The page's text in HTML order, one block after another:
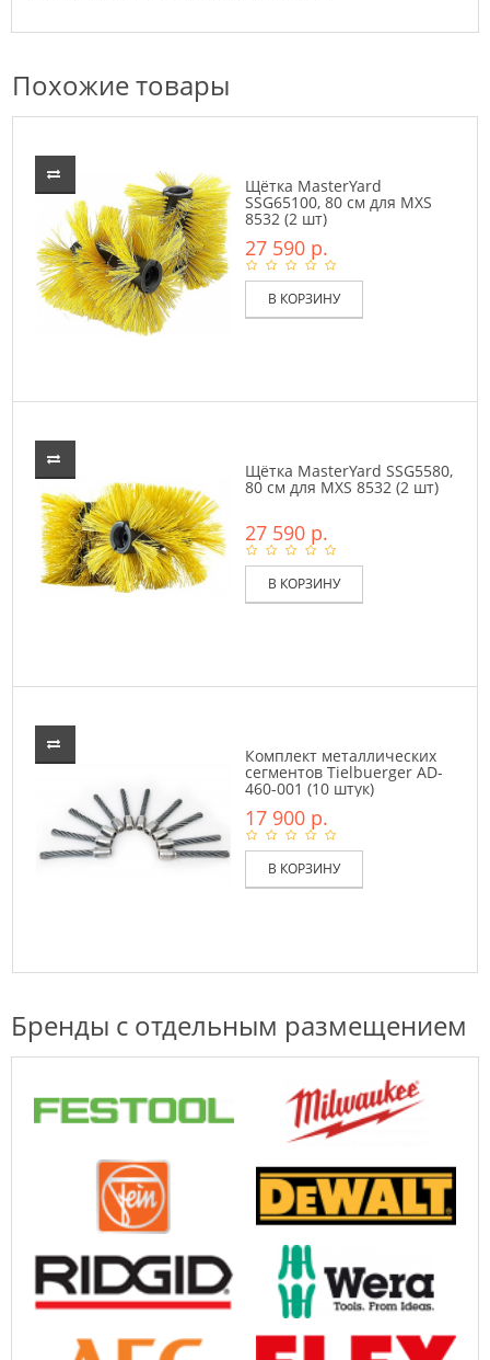
Похожие товары
Щётка MasterYard
SSG65100, 80 см для MXS
8532 (2 шт)
27 590 р.
В КОРЗИНУ
Щётка MasterYard SSG5580,
80 см для MXS 8532 (2 шт)
27 590 р.
В КОРЗИНУ
Комплект металлических
сегментов Tielbuerger AD-
460-001 (10 штук)
17 900 р.
В КОРЗИНУ
Бренды с отдельным размещением